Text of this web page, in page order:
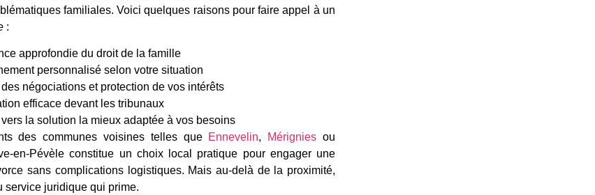
familiales. Voici quelques raisons pour faire appel à un
:
approfondie du droit de la famille
personnalisé selon votre situation
négociations et protection de vos intérêts
efficace devant les tribunaux
la solution la mieux adaptée à vos besoins
des communes voisines telles que Ennevelin, Mérignies ou
en-Pévèle constitue un choix local pratique pour engager une
sans complications logistiques. Mais au-delà de la proximité,
service juridique qui prime.